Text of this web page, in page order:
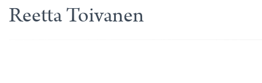
Reetta Toivanen